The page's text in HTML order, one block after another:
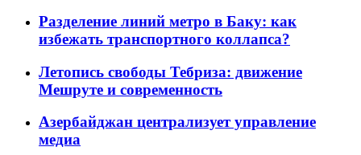
Разделение линий метро в Баку: как
избежать транспортного коллапса?
Летопись свободы Тебриза: движение
Мешруте и современность
Азербайджан централизует управление
медиа